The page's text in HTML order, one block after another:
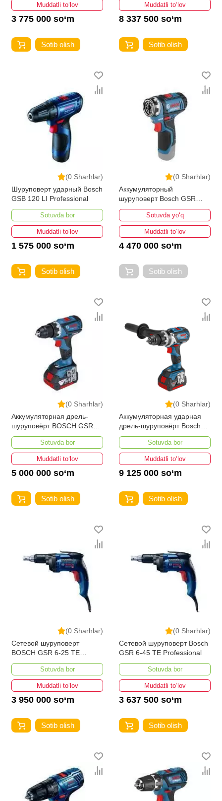
Muddatli to‘lov
3 775 000 so‘m
Sotib olish
Muddatli to‘lov
8 337 500 so‘m
Sotib olish
(0 Sharhlar)
Шуруповерт ударный Bosch
GSB 120 LI Professional
Sotuvda bor
Muddatli to‘lov
1 575 000 so‘m
Sotib olish
(0 Sharhlar)
Аккумуляторный
шуруповерт Bosch GSR
12V-15 FC Flex Professional
Sotuvda yo‘q
Muddatli to‘lov
4 470 000 so‘m
Sotib olish
(0 Sharhlar)
Аккумуляторная дрель-
шуруповёрт BOSCH GSR
18V-60 C Professional + 2 х
5,0 AH L-Boxx Uni
Sotuvda bor
Muddatli to‘lov
5 000 000 so‘m
Sotib olish
(0 Sharhlar)
Аккумуляторная ударная
дрель-шуруповёрт Bosch
GSB 18V-85 C Professional
+ 2 x 5,0 Ah L-Boxx UNI
Sotuvda bor
Muddatli to‘lov
9 125 000 so‘m
Sotib olish
(0 Sharhlar)
Сетевой шуруповерт
BOSCH GSR 6-25 TE
Professional
Sotuvda bor
Muddatli to‘lov
3 950 000 so‘m
Sotib olish
(0 Sharhlar)
Сетевой шуруповерт Bosch
GSR 6-45 TE Professional
Sotuvda bor
Muddatli to‘lov
3 637 500 so‘m
Sotib olish